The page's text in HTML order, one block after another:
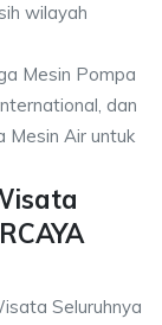
wilayah
Mesin Pompa
dan
Mesin Air untuk
Seluruhnya